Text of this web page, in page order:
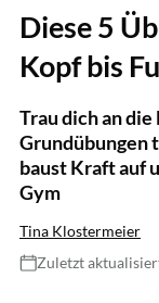
Diese 5
Kopf bis
Trau dich an
Grundübungen
baust Kraft auf
Gym
Tina Klostermeier
Zuletzt